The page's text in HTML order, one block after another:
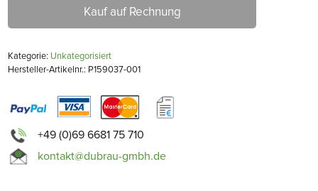
Kauf auf Rechnung
Kategorie: Unkategorisiert
Hersteller-Artikelnr.: P159037-001
+49 (0)69 6681 75 710
kontakt@dubrau-gmbh.de